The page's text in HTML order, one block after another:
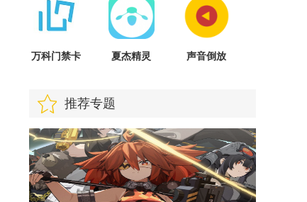
万科门禁卡
夏杰精灵 声音倒放
推荐专题